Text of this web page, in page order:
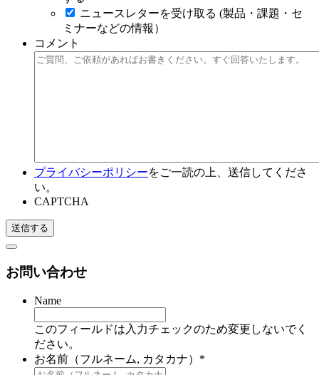
ニュースレターを受け取る (製品・課題・セ
ミナーなどの情報）
コメント
プライバシーポリシーをご一読の上、送信してくださ
い。
CAPTCHA
お問い合わせ
Name
このフィールドは入力チェックのため変更しないでく
ださい。
お名前（フルネーム, カタカナ） *